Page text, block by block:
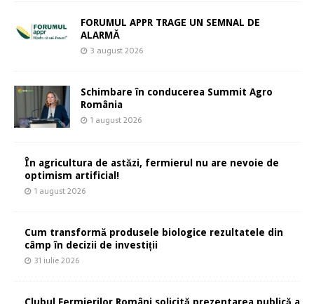
FORUMUL APPR TRAGE UN SEMNAL DE
ALARMĂ
3 august 2026
Schimbare în conducerea Summit Agro
România
1 august 2026
În agricultura de astăzi, fermierul nu are nevoie de
optimism artificial!
1 august 2026
Cum transformă produsele biologice rezultatele din
câmp în decizii de investiții
31 iulie 2026